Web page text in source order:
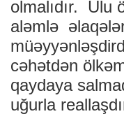
olmalıdır. Ulu
aləmlə
cəhətdən
qaydaya
uğurla